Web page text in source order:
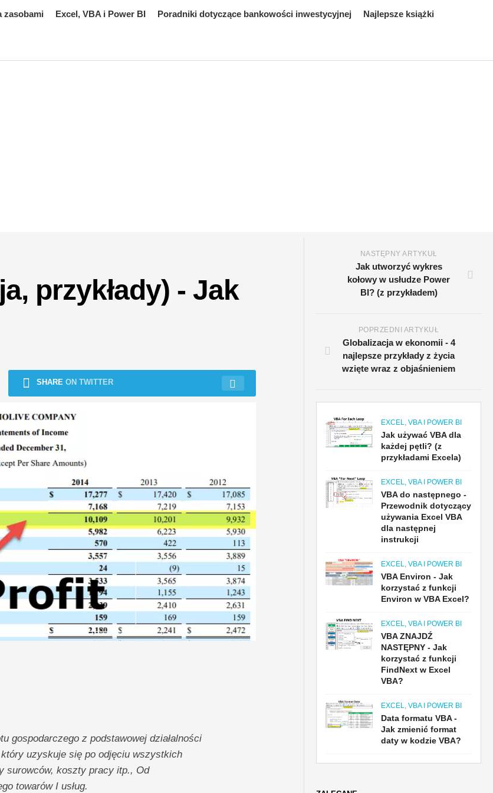
zasobami Excel, VBA i Power BI Poradniki dotyczące bankowości inwestycyjnej Najlepsze książki
przykłady) - Jak
SHARE ON TWITTER
gospodarczego z podstawowej działalności
uzyskuje się po odjęciu wszystkich
surowców, koszty pracy itp., Od
towarów I usług.
NASTĘPNY ARTYKUŁ
Jak utworzyć wykres
kołowy w usłudze Power
BI? (z przykładem)
POPRZEDNI ARTYKUŁ
Globalizacja w ekonomii - 4
najlepsze przykłady z życia
wzięte wraz z objaśnieniem
EXCEL, VBA I POWER BI
Jak używać VBA dla
każdej pętli? (z
przykładami Excela)
EXCEL, VBA I POWER BI
VBA do następnego -
Przewodnik dotyczący
używania Excel VBA
dla następnej
instrukcji
EXCEL, VBA I POWER BI
VBA Environ - Jak
korzystać z funkcji
Environ w VBA Excel?
EXCEL, VBA I POWER BI
VBA ZNAJDŹ
NASTĘPNY - Jak
korzystać z funkcji
FindNext w Excel
VBA?
EXCEL, VBA I POWER BI
Data formatu VBA -
Jak zmienić format
daty w kodzie VBA?